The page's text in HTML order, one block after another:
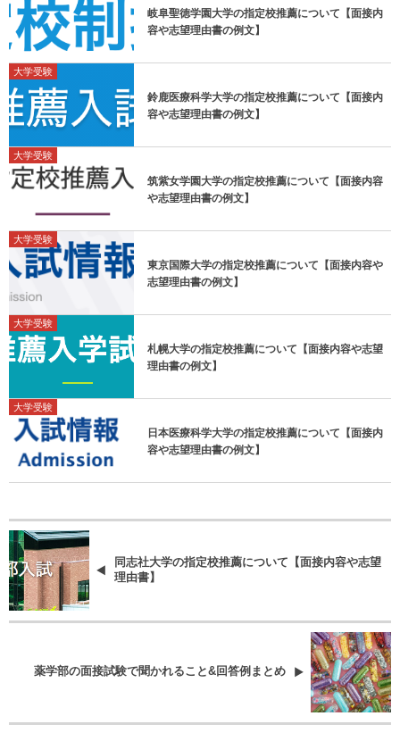
岐阜聖徳学園大学の指定校推薦について【面接内
容や志望理由書の例文】
大学受験
鈴鹿医療科学大学の指定校推薦について【面接内
容や志望理由書の例文】
大学受験
筑紫女学園大学の指定校推薦について【面接内容
や志望理由書の例文】
大学受験
東京国際大学の指定校推薦について【面接内容や
志望理由書の例文】
大学受験
札幌大学の指定校推薦について【面接内容や志望
理由書の例文】
大学受験
日本医療科学大学の指定校推薦について【面接内
容や志望理由書の例文】
同志社大学の指定校推薦について【面接内容や志望
理由書】
薬学部の面接試験で聞かれること&回答例まとめ